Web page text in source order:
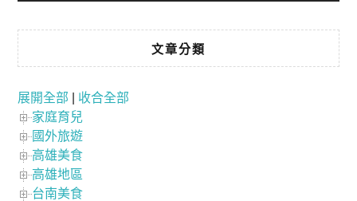
文章分類
展開全部
收合全部
家庭育兒
國外旅遊
高雄美食
高雄地區
台南美食